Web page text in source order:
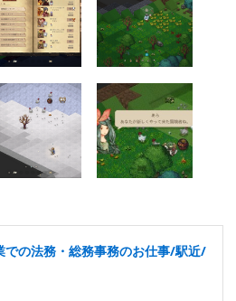
の法務・総務事務のお仕事/駅近/